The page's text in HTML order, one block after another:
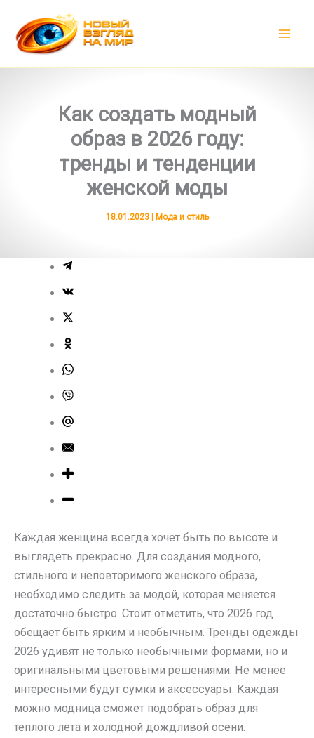
содержимому
Как создать модный
образ в 2026 году:
тренды и тенденции
женской моды
18.01.2023 | Мода и стиль
Каждая женщина всегда хочет быть по высоте и
выглядеть прекрасно. Для создания модного,
стильного и неповторимого женского образа,
необходимо следить за модой, которая меняется
достаточно быстро. Стоит отметить, что 2026 год
обещает быть ярким и необычным. Тренды одежды
2026 удивят не только необычными формами, но и
оригинальными цветовыми решениями. Не менее
интересными будут сумки и аксессуары. Каждая
можно модница сможет подобрать образ для
тёплого лета и холодной дождливой осени.